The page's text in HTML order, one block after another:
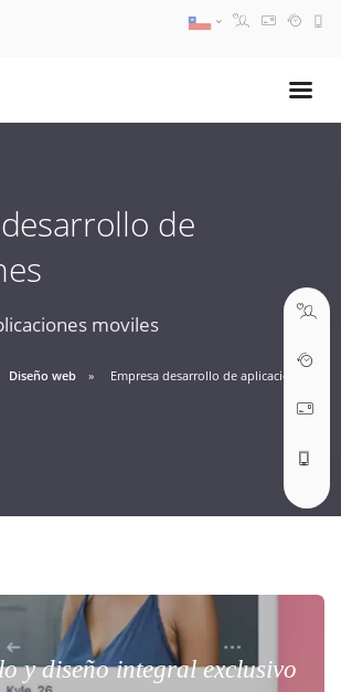
de
moviles
Diseño web Empresa desarrollo de aplicaciones
y diseño integral exclusivo
09:30 AM A 18:30 PM
ABRIR TICKET